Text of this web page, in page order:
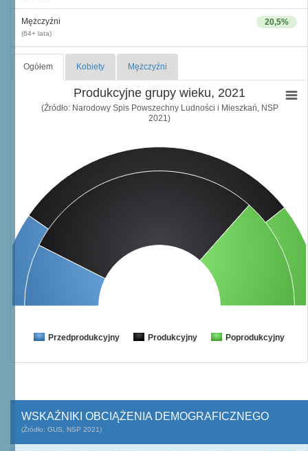
20,5%
Mężczyźni
(64+ lata)
Ogółem Kobiety Mężczyźni
Produkcyjne grupy wieku, 2021
(Źródło: Narodowy Spis Powszechny Ludności i Mieszkań, NSP
2021)
Przedprodukcyjny Produkcyjny Poprodukcyjny
WSKAŹNIKI OBCIĄŻENIA DEMOGRAFICZNEGO
(Źródło: GUS, NSP 2021)